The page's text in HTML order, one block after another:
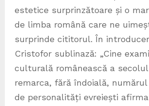
estetice surprinzătoare și o
de limba română care ne
surprinde cititorul. În
Cristofor sublinază: „Cine
culturală românească a
remarca, fără îndoială,
de personalități evreiești